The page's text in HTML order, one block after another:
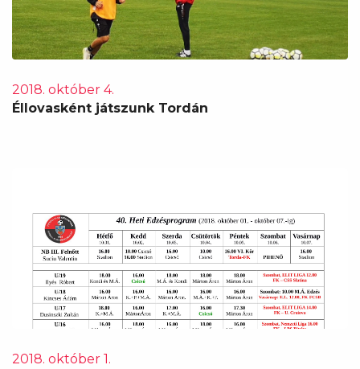
2018. október 4.
Éllovasként játszunk Tordán
2018. október 1.